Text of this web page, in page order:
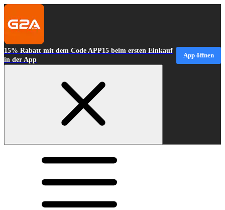
15% Rabatt mit dem Code APP15 beim ersten Einkauf
in der App
App öffnen